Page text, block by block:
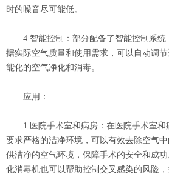
时的噪音尽可能低。
4.智能控制：部分配备了智能控制系统
据实际空气质量和使用需求，可以自动调
能化的空气净化和消毒。
应用：
1.医院手术室和病房：在医院手术室和
要求严格的洁净环境，可以有效去除空气
供洁净的空气环境，保障手术的安全和成
化消毒机也可以帮助控制交叉感染的风险，